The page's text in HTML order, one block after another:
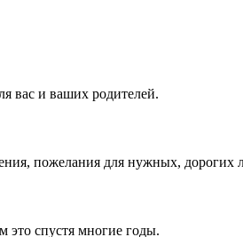
вас и ваших родителей.
пожелания для нужных, дорогих
это спустя многие годы.